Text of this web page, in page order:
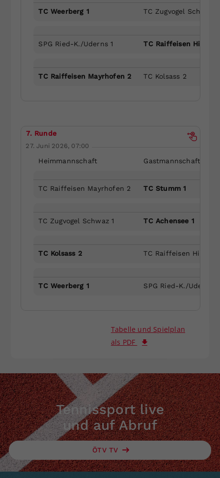
TC Weerberg 1 TC Zugvogel Schwaz 1
SPG Ried-K./Uderns 1 TC Raiffeisen
TC Raiffeisen Mayrhofen 2 TC Kolsass 2
7. Runde
27. Juni 2026, 07:00
Heimmannschaft Gastmannschaft
TC Raiffeisen Mayrhofen 2 TC Stumm 1
TC Zugvogel Schwaz 1 TC Achensee 1
TC Kolsass 2 TC Raiffeisen
TC Weerberg 1 SPG Ried-K./Uderns 1
Tabelle und Spielplan
als PDF
Tennissport live
und auf Abruf
ÖTV TV